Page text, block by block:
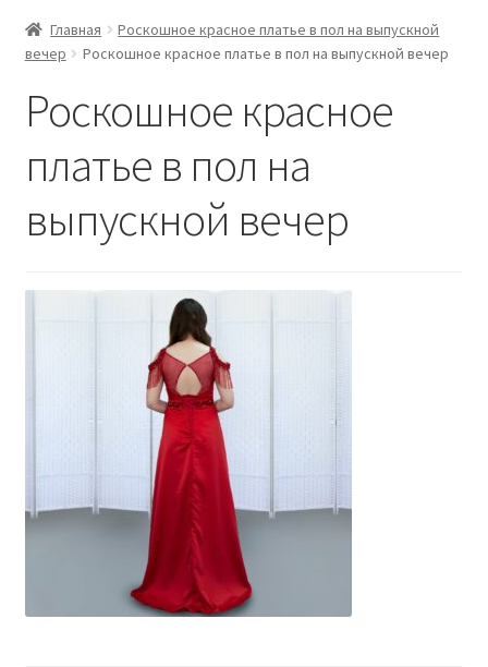
Главная
Роскошное красное платье в пол на выпускной
вечер
Роскошное красное платье в пол на выпускной вечер
Роскошное красное
платье в пол на
выпускной вечер